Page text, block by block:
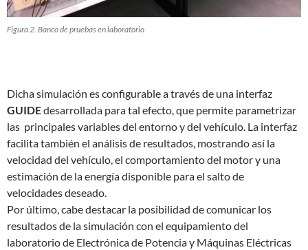
Figura 2. Banco de pruebas en laboratorio
Dicha simulación es configurable a través de una interfaz
GUIDEdesarrollada para tal efecto, que permite parametrizar
las principales variables del entorno y del vehículo. La interfaz
facilita también el análisis de resultados, mostrando así la
velocidad del vehículo, el comportamiento del motor y una
estimación de la energía disponible para el salto de
velocidades deseado.
Por último, cabe destacar la posibilidad de comunicar los
resultados de la simulación con el equipamiento del
laboratorio de Electrónica de Potencia y Máquinas Eléctricas